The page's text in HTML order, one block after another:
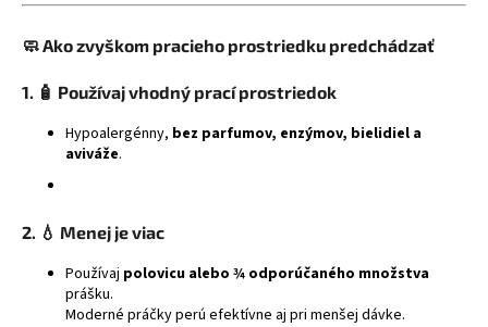
🧼Ako zvyškom pracieho prostriedku predchádzať
1. 🧴 Používaj vhodný prací prostriedok
Hypoalergénny, bez parfumov, enzýmov, bielidiel a
aviváže.
2. 💧 Menej je viac
Používaj polovicu alebo ¾ odporúčaného množstva
prášku.
Moderné práčky perú efektívne aj pri menšej dávke.